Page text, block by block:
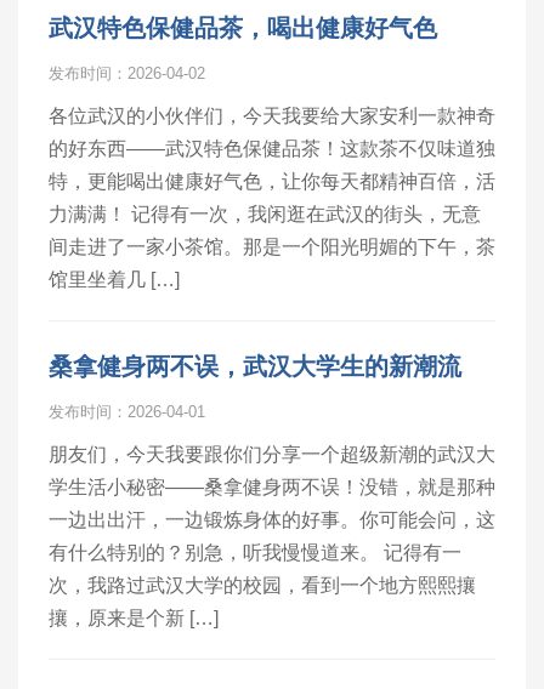
武汉特色保健品茶，喝出健康好气色
发布时间：2026-04-02
各位武汉的小伙伴们，今天我要给大家安利一款神奇
的好东西——武汉特色保健品茶！这款茶不仅味道独
特，更能喝出健康好气色，让你每天都精神百倍，活
力满满！ 记得有一次，我闲逛在武汉的街头，无意
间走进了一家小茶馆。那是一个阳光明媚的下午，茶
馆里坐着几 […]
桑拿健身两不误，武汉大学生的新潮流
发布时间：2026-04-01
朋友们，今天我要跟你们分享一个超级新潮的武汉大
学生活小秘密——桑拿健身两不误！没错，就是那种
一边出出汗，一边锻炼身体的好事。你可能会问，这
有什么特别的？别急，听我慢慢道来。 记得有一
次，我路过武汉大学的校园，看到一个地方熙熙攘
攘，原来是个新 […]